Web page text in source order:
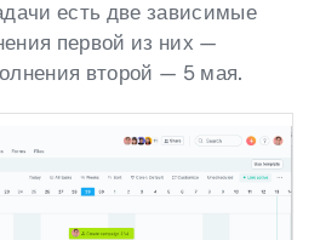
есть две зависимые
первой из них —
второй — 5 мая.